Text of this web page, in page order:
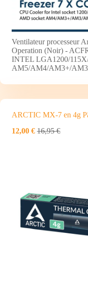
Ventilateur processeur
Operation (Noir) -
INTEL LGA1200/
AM5/AM4/AM3+/
ARCTIC MX-7 en 4g
12,00 € 16,95 €